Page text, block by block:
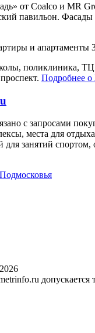
от Coalco и MR
павильон.
и
поликлиника,
Подробнее
с запросами
места для
для занятий
допускается